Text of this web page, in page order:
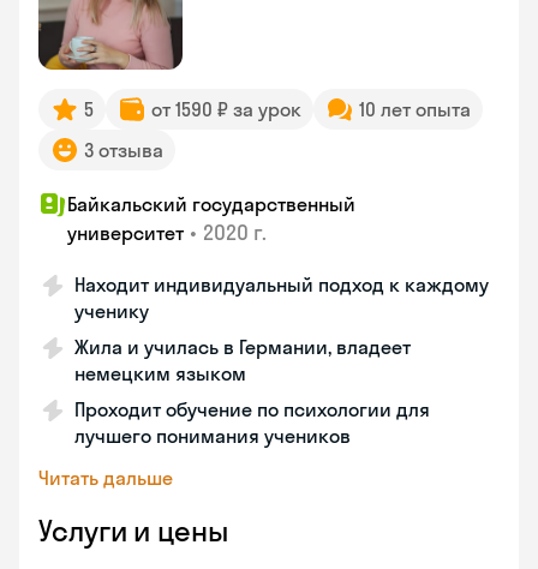
5 от 1590 ₽ за урок
10 лет опыта
3 отзыва
Байкальский государственный
университет • 2020 г.
Находит индивидуальный подход к каждому
ученику
Жила и училась в Германии, владеет
немецким языком
Проходит обучение по психологии для
лучшего понимания учеников
Читать дальше
Услуги и цены